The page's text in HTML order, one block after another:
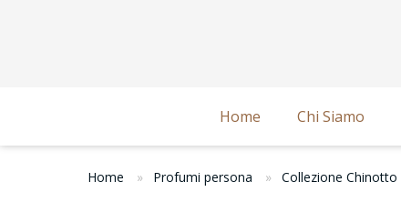
Home Chi Siamo
Home Profumi persona Collezione Chinotto